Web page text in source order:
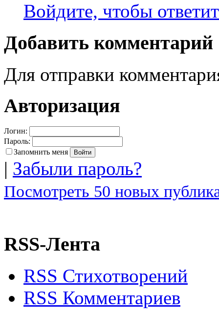
Войдите, чтобы
Добавить комментарий
Для отправки
Авторизация
Логин:
Пароль:
Запомнить меня
| Забыли пароль?
Посмотреть 50 новых
RSS-Лента
RSS Стихотворений
RSS Комментариев